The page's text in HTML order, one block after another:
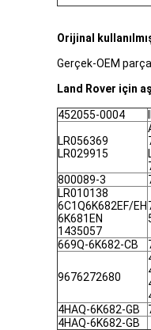
Orijinal
Gerçek-OEM
Land Rover için
452055-0004
LR056369
LR029915
800089-3
LR010138
6C1Q6K682EF/EH
6K681EN
1435057
669Q-6K682-CB
9676272680
4HAQ-6K682-GB
4HAQ-6K682-GB